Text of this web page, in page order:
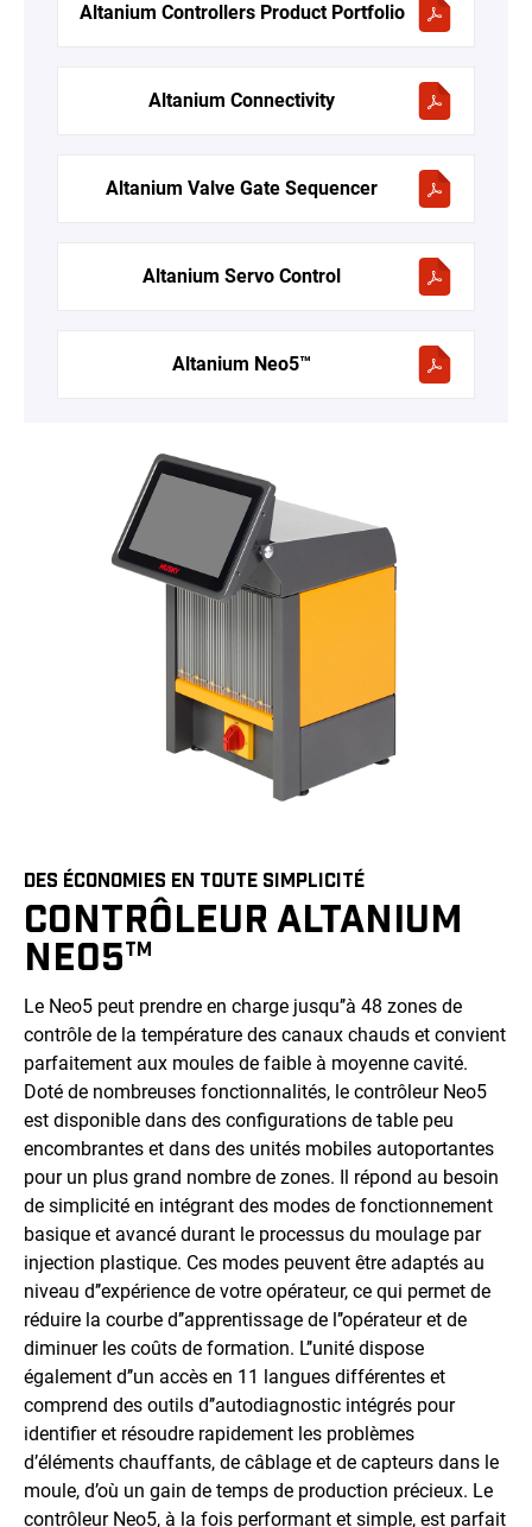
Altanium Controllers Product Portfolio
Altanium Connectivity
Altanium Valve Gate Sequencer
Altanium Servo Control
Altanium Neo5™
DES ÉCONOMIES EN TOUTE SIMPLICITÉ
CONTRÔLEUR ALTANIUM
NEO5TM
Le Neo5 peut prendre en charge jusqu’’à 48 zones de
contrôle de la température des canaux chauds et convient
parfaitement aux moules de faible à moyenne cavité.
Doté de nombreuses fonctionnalités, le contrôleur Neo5
est disponible dans des configurations de table peu
encombrantes et dans des unités mobiles autoportantes
pour un plus grand nombre de zones. Il répond au besoin
de simplicité en intégrant des modes de fonctionnement
basique et avancé durant le processus du moulage par
injection plastique. Ces modes peuvent être adaptés au
niveau d’’expérience de votre opérateur, ce qui permet de
réduire la courbe d’’apprentissage de l’’opérateur et de
diminuer les coûts de formation. L’’unité dispose
également d’’un accès en 11 langues différentes et
comprend des outils d’’autodiagnostic intégrés pour
identifier et résoudre rapidement les problèmes
d’éléments chauffants, de câblage et de capteurs dans le
moule, d’où un gain de temps de production précieux. Le
contrôleur Neo5, à la fois performant et simple, est parfait